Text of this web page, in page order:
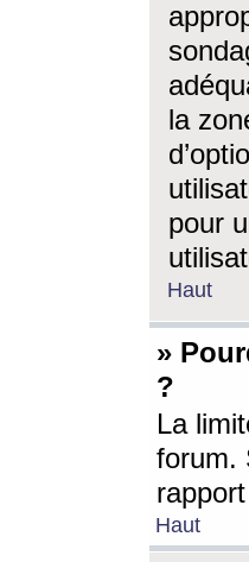
la
pour
Haut
»
?
La
forum.
Haut